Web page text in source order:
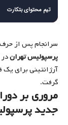
تیم محتوای بتکارت
سرانجام پس از
پرسپولیس تهران
آرژانتینی برای
گرفت.
مروری بر
جدید